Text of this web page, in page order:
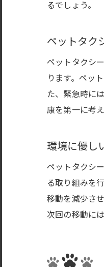
るでしょう。
ペットタク
ペットタクシ
ります。ペッ
た、緊急時に
康を第一に考
環境に優し
ペットタクシ
る取り組みを
移動を減少さ
次回の移動に